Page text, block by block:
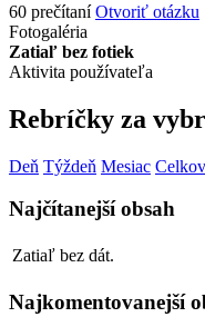
60 prečítaní Otvoriť otázku
Fotogaléria
Zatiaľ bez fotiek
Aktivita používateľa
Rebríčky za
Deň Týždeň Mesiac
Najčítanejší obsah
Zatiaľ bez dát.
Najkomentovanejší